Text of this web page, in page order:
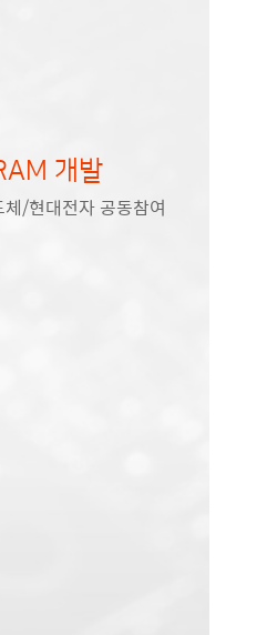
개발
/현대전자 공동참여